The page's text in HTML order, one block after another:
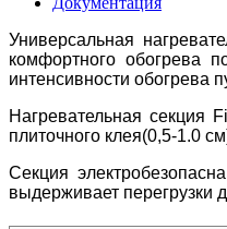
Универсальная
комфортного обогрева
интенсивности обогрева
Нагревательная секция
плиточного клея(0,5-1.0
Секция
выдерживает перегрузки